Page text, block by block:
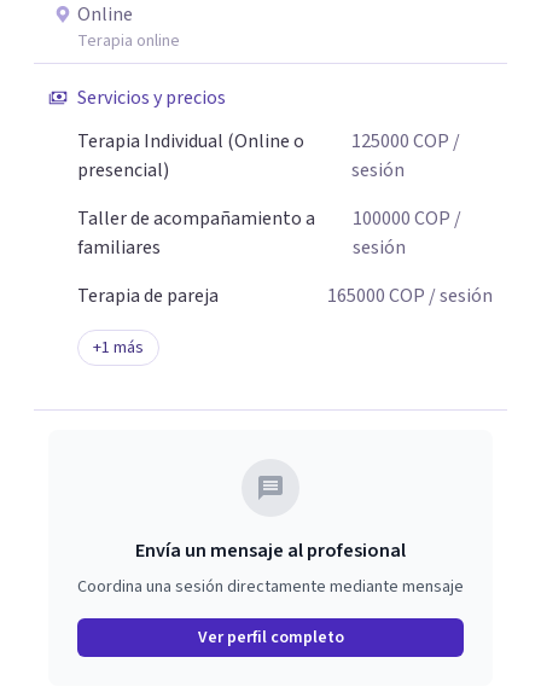
Online
Terapia online
Servicios y precios
Terapia Individual (Online o
presencial)
125000COP /
sesión
Taller de acompañamiento a
familiares
100000COP /
sesión
Terapia de pareja
165000COP / sesión
+1 más
Envía un mensaje al profesional
Coordina una sesión directamente mediante mensaje
Ver perfil completo